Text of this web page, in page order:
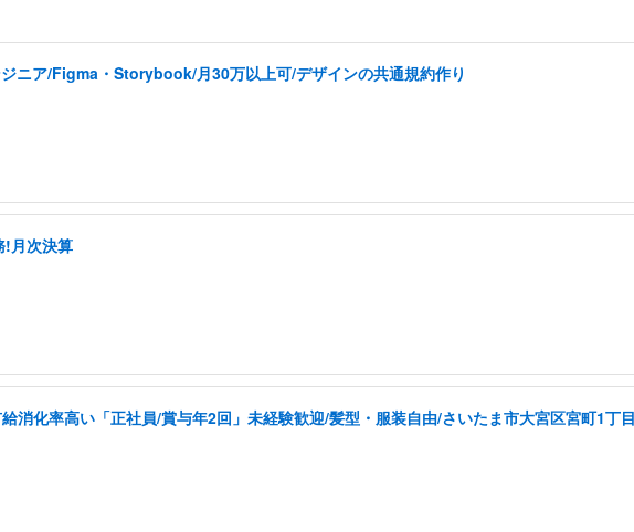
ジニア/Figma・Storybook/月30万以上可/デザインの共通規約作り
!月次決算
消化率高い「正社員/賞与年2回」未経験歓迎/髪型・服装自由/さいたま市大宮区宮町1丁目